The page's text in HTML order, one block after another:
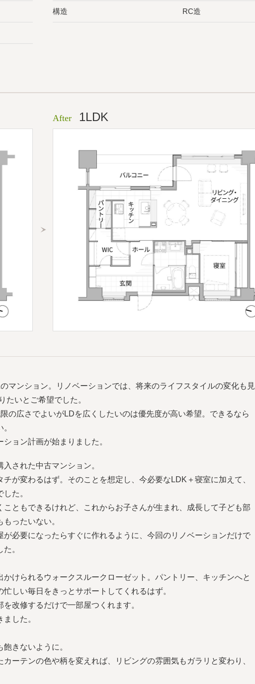
構造 RC造
After 1LDK
マンション。リノベーションでは、将来のライフスタイルの変化も見
たいとご希望でした。
の広さでよいがLDを広くしたいのは優先度が高い希望。できるなら
ョン計画が始まりました。
された中古マンション。
が変わるはず。そのことを想定し、今必要なLDK＋寝室に加えて、
た。
ともできるけれど、これからお子さんが生まれ、成長して子ども部
ったいない。
必要になったらすぐに作れるように、今回のリノベーションだけで
。
けられるウォークスルークローゼット。パントリー、キッチンへと
しい毎日をきっとサポートしてくれるはず。
改修するだけで一部屋つくれます。
した。
きないように。
ーテンの色や柄を変えれば、リビングの雰囲気もガラリと変わり、